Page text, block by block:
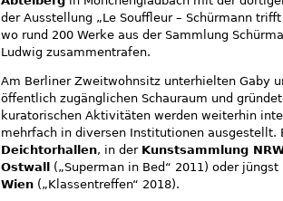
der Ausstellung „Le Souffleur – Schürmann
wo rund 200 Werke aus der Sammlung
Ludwig zusammentrafen.
Am Berliner Zweitwohnsitz unterhielten Gaby
öffentlich zugänglichen Schauraum und
kuratorischen Aktivitäten werden weiterhin
mehrfach in diversen Institutionen ausgestellt.
Deichtorhallen, in der Kunstsammlung
Ostwall
(„Superman in Bed“ 2011) oder jüngst
Wien („Klassentreffen“ 2018).